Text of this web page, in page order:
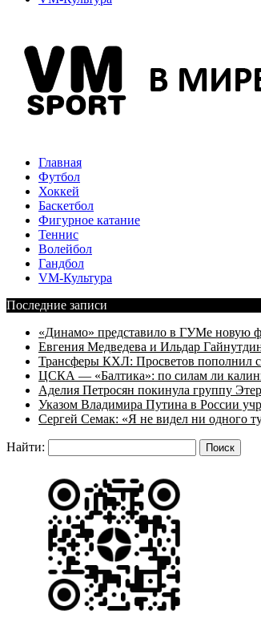
Главная
Футбол
Хоккей
Баскетбол
Фигурное катание
Теннис
Волейбол
Гандбол
VM-Культура
Последние записи
«Динамо» представило в ГУМе новую
Евгения Медведева и Ильдар
Трансферы КХЛ: Просветов пополнил
ЦСКА — «Балтика»: по силам ли
Аделия Петросян покинула группу
Указом Владимира Путина в России
Сергей Семак: «Я не видел ни одного
Найти: